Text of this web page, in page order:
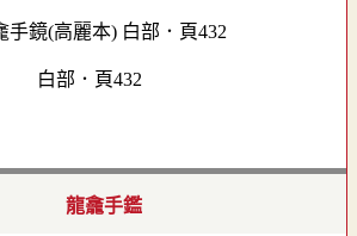
白部．頁432
龍龕手鑑